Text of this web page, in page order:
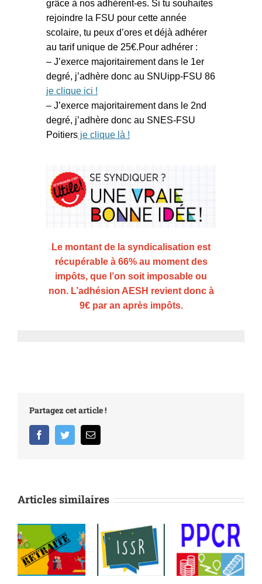
grâce à nos adhérent-es. Si tu souhaites
rejoindre la FSU pour cette année
scolaire, tu peux d’ores et déjà adhérer
au tarif unique de 25€.Pour adhérer :
– J’exerce majoritairement dans le 1er
degré, j’adhère donc au SNUipp-FSU 86
je clique ici !
– J’exerce majoritairement dans le 2nd
degré, j’adhère donc au SNES-FSU
Poitiers je clique là !
Le montant de la syndicalisation est
récupérable à 66% au moment des
impôts, que l’on soit imposable ou
non. L’adhésion AESH revient donc à
9€ par an après impôts.
Partagez cet article !
FacebookTwitterEmail
Articles similaires